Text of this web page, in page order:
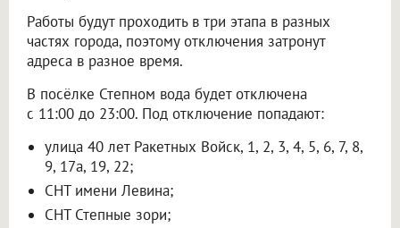
Работы будут проходить в три этапа в разных
частях города, поэтому отключения затронут
адреса в разное время.
В посёлке Степном вода будет отключена
с 11:00 до 23:00. Под отключение попадают:
улица 40 лет Ракетных Войск, 1, 2, 3, 4, 5, 6, 7, 8,
9, 17а, 19, 22;
СНТ имени Левина;
СНТ Степные зори;